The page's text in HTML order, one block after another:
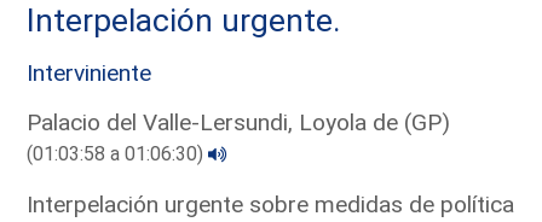
Interpelación urgente.
Interviniente
Palacio del Valle-Lersundi, Loyola de (GP)
(01:03:58 a 01:06:30)
Interpelación urgente sobre medidas de política